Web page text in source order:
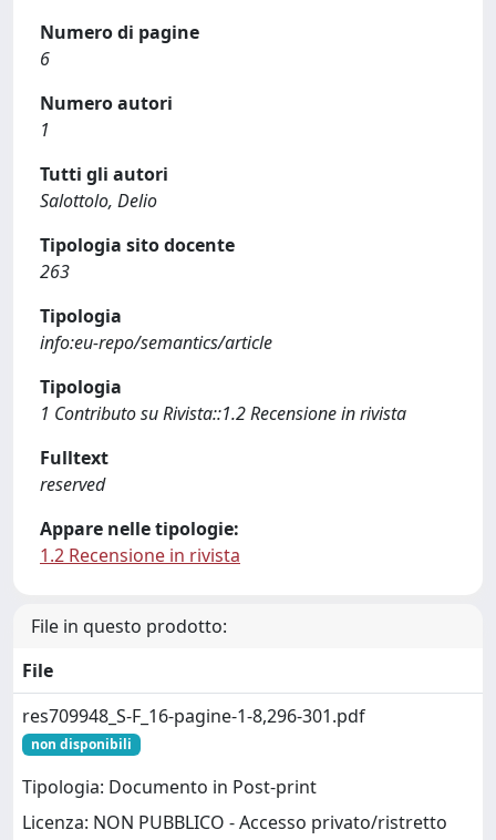
Numero di pagine
6
Numero autori
1
Tutti gli autori
Salottolo, Delio
Tipologia sito docente
263
Tipologia
info:eu-repo/semantics/article
Tipologia
1 Contributo su Rivista::1.2 Recensione in rivista
Fulltext
reserved
Appare nelle tipologie:
1.2 Recensione in rivista
File in questo prodotto:
File
res709948_S-F_16-pagine-1-8,296-301.pdf
non disponibili
Tipologia: Documento in Post-print
Licenza: NON PUBBLICO - Accesso privato/ristretto